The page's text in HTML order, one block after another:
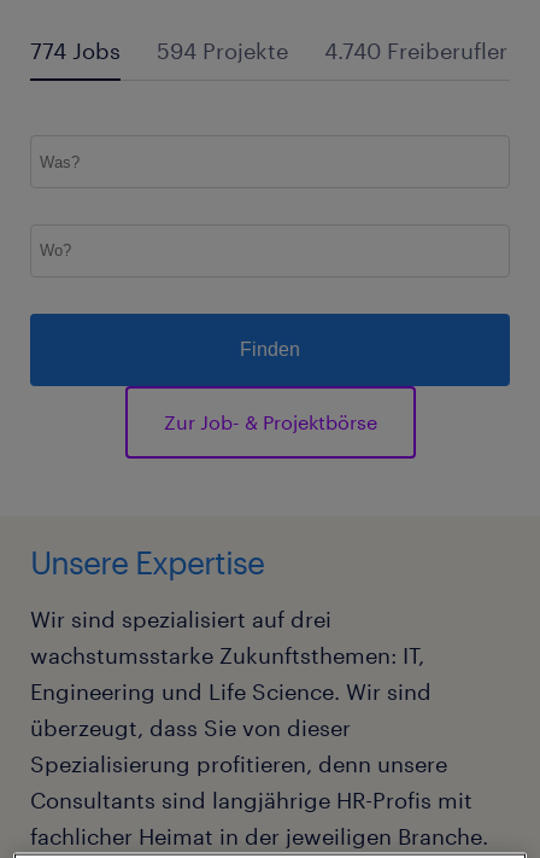
774 Jobs 594 Projekte 4.740 Freiberufler
Finden
Zur Job- & Projektbörse
Unsere Expertise
Wir sind spezialisiert auf drei
wachstumsstarke Zukunftsthemen: IT,
Engineering und Life Science. Wir sind
überzeugt, dass Sie von dieser
Spezialisierung profitieren, denn unsere
Consultants sind langjährige HR-Profis mit
fachlicher Heimat in der jeweiligen Branche.